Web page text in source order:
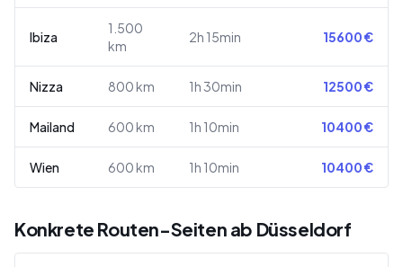
Ibiza
1.500
km
2h 15min 15600€
Nizza 800 km 1h 30min 12500€
Mailand 600 km 1h 10min 10400€
Wien 600 km 1h 10min 10400€
Konkrete Routen-Seiten ab Düsseldorf